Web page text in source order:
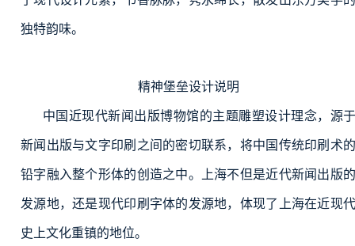
独特韵味。
精神堡垒设计说明
中国近现代新闻出版博物馆的主题雕塑设计理念，源于
新闻出版与文字印刷之间的密切联系，将中国传统印刷术的
铅字融入整个形体的创造之中。上海不但是近代新闻出版的
发源地，还是现代印刷字体的发源地，体现了上海在近现代
史上文化重镇的地位。